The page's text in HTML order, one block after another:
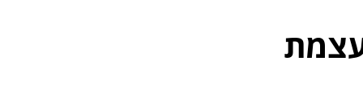
להעצמת